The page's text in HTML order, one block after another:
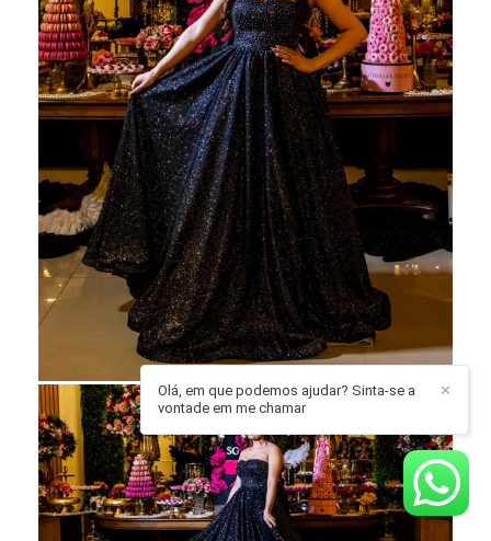
✕
Olá, em que podemos ajudar? Sinta-se a
vontade em me chamar